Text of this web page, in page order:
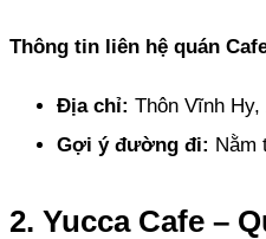
Thông tin liên hệ quán
Địa chỉ: Thôn Vĩnh
Gợi ý đường đi: Nằm
2. Yucca Cafe –